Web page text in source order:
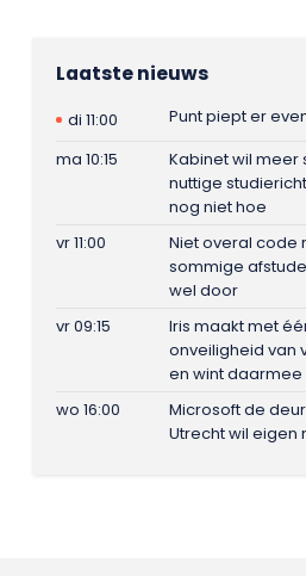
Laatste nieuws
di 11:00
Punt piept er
ma 10:15
Kabinet wil meer
nuttige
nog niet hoe
vr 11:00
Niet overal code
sommige
wel door
vr 09:15
Iris maakt met
onveiligheid van
en wint
wo 16:00
Microsoft de
Utrecht wil eigen